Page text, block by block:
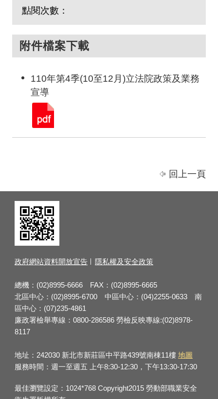
點閱次數：
附件檔案下載
110年第4季(10至12月)立法院政策及業務
宣導
回上一頁
政府網站資料開放宣告 隱私權及安全政策
總機：(02)8995-6666 FAX：(02)8995-6665
北區中心：(02)8995-6700 中區中心：(04)2255-0633 南
區中心：(07)235-4861
廉政署檢舉專線：0800-286586 勞檢反映專線:(02)8978-
8117
地址：242030 新北市新莊區中平路439號南棟11樓 地圖
服務時間：週一至週五 上午8:30-12:30，下午13:30-17:30
最佳瀏覽設定：1024*768 Copyright2015 勞動部職業安全